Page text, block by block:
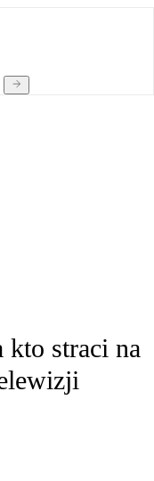
kto straci na